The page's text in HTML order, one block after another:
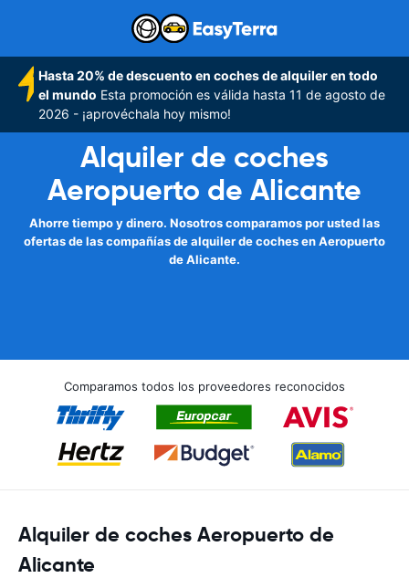
Hasta 20% de descuento en coches de alquiler en todo
el mundo Esta promoción es válida hasta 11 de agosto de
2026 - ¡aprovéchala hoy mismo!
Alquiler de coches
Aeropuerto de Alicante
Ahorre tiempo y dinero. Nosotros comparamos por usted las
ofertas de las compañías de alquiler de coches en Aeropuerto
de Alicante.
Comparamos todos los proveedores reconocidos
Alquiler de coches Aeropuerto de
Alicante